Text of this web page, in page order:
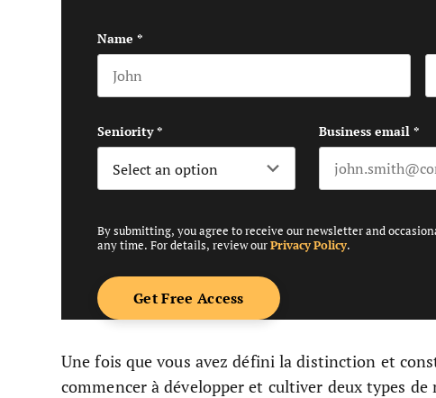
Name *
Seniority* Business email*
By submitting, you agree to receive our newsletter and
any time. For details, review ourPrivacy Policy.
Une fois que vous avez défini la distinction et
commencer à développer et cultiver deux types